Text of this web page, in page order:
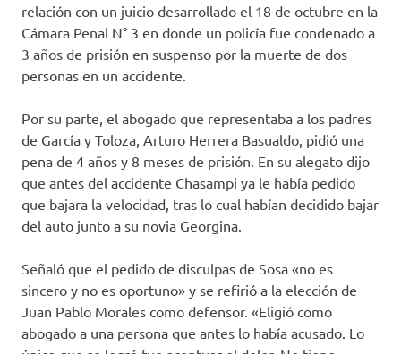
relación con un juicio desarrollado el 18 de octubre en la
Cámara Penal N° 3 en donde un policía fue condenado a
3 años de prisión en suspenso por la muerte de dos
personas en un accidente.
Por su parte, el abogado que representaba a los padres
de García y Toloza, Arturo Herrera Basualdo, pidió una
pena de 4 años y 8 meses de prisión. En su alegato dijo
que antes del accidente Chasampi ya le había pedido
que bajara la velocidad, tras lo cual habían decidido bajar
del auto junto a su novia Georgina.
Señaló que el pedido de disculpas de Sosa «no es
sincero y no es oportuno» y se refirió a la elección de
Juan Pablo Morales como defensor. «Eligió como
abogado a una persona que antes lo había acusado. Lo